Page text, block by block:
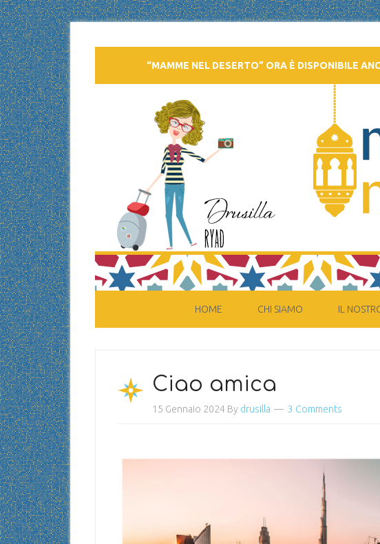
“MAMME NEL DESERTO” ORA È DISPONIBILE
HOME CHI SIAMO IL
Ciao amica
15 Gennaio 2024 By drusilla 3 Comments